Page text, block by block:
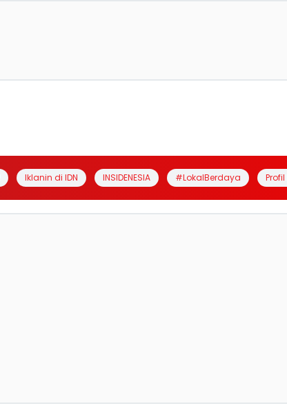
Iklanin di IDN INSIDENESIA #LokalBerdaya